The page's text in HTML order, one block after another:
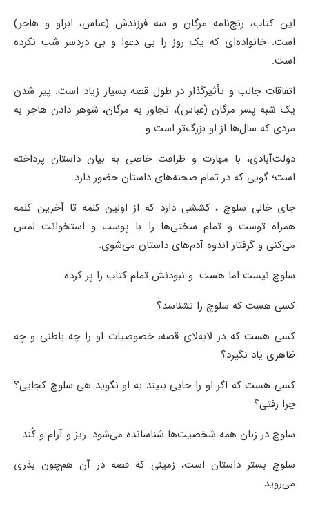
این کتاب، رنج‌نامه مرگان و سه فرزندش (عباس، ابراو و هاجر)
است. خانواده‌ای که یک روز را بی دعوا و بی دردسر شب نکرده
است.
اتفاقات جالب و تأثیرگذار در طول قصه بسیار زیاد است: پیر شدن
یک شبه پسر مرگان (عباس)، تجاوز به مرگان، شوهر دادن هاجر به
مردی که سال‌ها از او بزرگ‌تر است و…
دولت‌آبادی، با مهارت و ظرافت خاصی به بیان داستان پرداخته
است؛‌ گویی که در تمام صحنه‌های داستان حضور دارد.
جای خالی سلوچ ، کششی دارد که از اولین کلمه تا آخرین کلمه
همراه توست و تمام سختی‌ها را با پوست و استخوانت لمس
می‌کنی و گرفتار اندوه آدم‌های داستان می‌شوی.
سلوچ نیست اما هست. و نبودنش تمام کتاب را پر کرده.
کسی هست که سلوچ را نشناسد؟
کسی هست که در لابه‌لای قصه، خصوصیات او را چه باطنی و چه
ظاهری یاد نگیرد؟
کسی هست که اگر او را جایی ببیند به او نگوید هی سلوچ کجایی؟
چرا رفتی؟‌
سلوچ در زبان همه شخصیت‌ها شناسانده می‌شود. ریز و آرام و کُند.
سلوچ بستر داستان است، زمینی که قصه در آن هم‌چون بذری
می‌روید.